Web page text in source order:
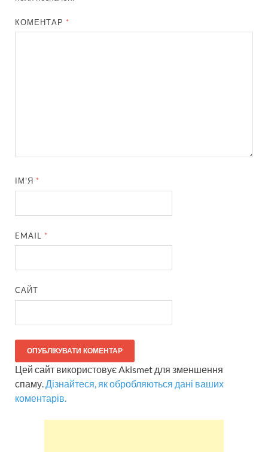
КОМЕНТАР *
ІМ'Я *
EMAIL *
САЙТ
Цей сайт використовує Akismet для зменшення
спаму.Дізнайтеся, як обробляються дані ваших
коментарів.